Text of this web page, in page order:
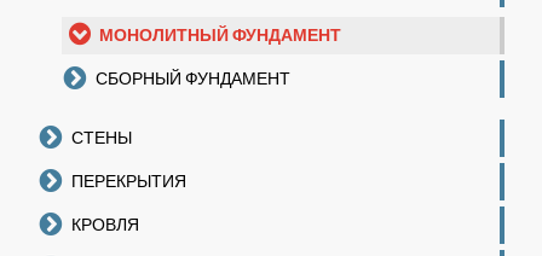
МОНОЛИТНЫЙ ФУНДАМЕНТ
СБОРНЫЙ ФУНДАМЕНТ
СТЕНЫ
ПЕРЕКРЫТИЯ
КРОВЛЯ